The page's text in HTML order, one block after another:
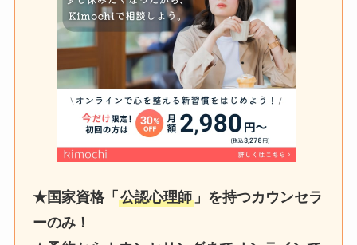
★国家資格「公認心理師 」を持つカウンセラ
ーのみ！